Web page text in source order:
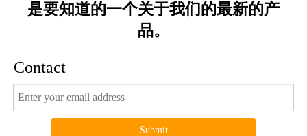
是要知道的一个关于我们的最新的产
品。
Contact
Submit